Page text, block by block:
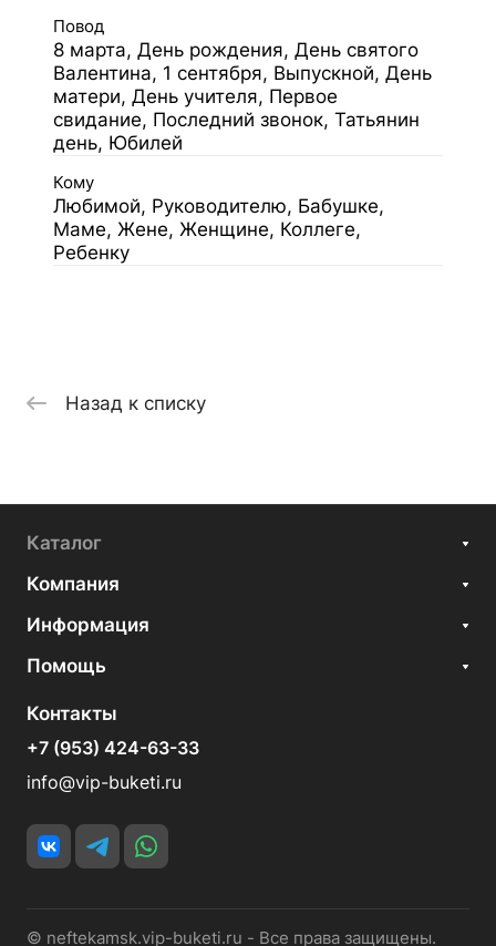
Повод
8 марта, День рождения, День святого
Валентина, 1 сентября, Выпускной, День
матери, День учителя, Первое
свидание, Последний звонок, Татьянин
день, Юбилей
Кому
Любимой, Руководителю, Бабушке,
Маме, Жене, Женщине, Коллеге,
Ребенку
Назад к списку
Каталог
Компания
Информация
Помощь
Контакты
+7 (953) 424-63-33
info@vip-buketi.ru
© neftekamsk.vip-buketi.ru - Все права защищены.